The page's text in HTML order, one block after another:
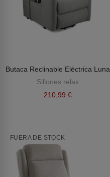
Butaca Reclinable Eléctrica Luna
Sillones relax
210,99 €
FUERA DE STOCK